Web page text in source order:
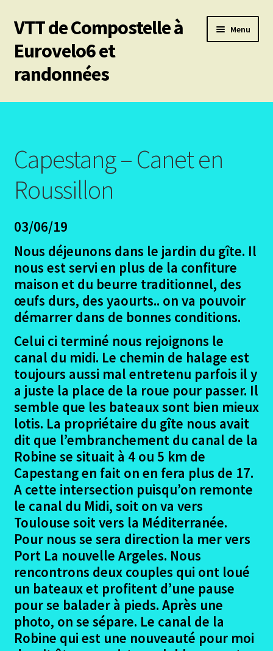
Aller
à
la
navigation
Aller
au
contenu
VTT de Compostelle à
Eurovelo6 et
randonnées
Menu
Mes 6 chemins vtt de Compostelle
Autres trajets VTT
Chemin de Stevenson
Les canaux
menu
Le Pirinexus
Ouvrir
menu
enfant
Les Participants Pirinexus
Le trajet Pirinexus
Ouvrir
le
menu
enfant
La Via Rhôna
Ouvrir
le
menu
enfant
Eurovelo 8
Ouvrir
le
enfant
Sète – Capestang
Capestang – Canet en Roussillon
Canet en Roussillon – Campagny (Espagne)
Pirinexus
le
Bonus photographique Pirinexus
Hebergements Pirinexsus
Capestang – Canet en
Roussillon
03/06/19
Nous déjeunons dans le jardin du gîte. Il
nous est servi en plus de la confiture
maison et du beurre traditionnel, des
œufs durs, des yaourts.. on va pouvoir
démarrer dans de bonnes conditions.
Celui ci terminé nous rejoignons le
canal du midi. Le chemin de halage est
toujours aussi mal entretenu parfois il y
a juste la place de la roue pour passer. Il
semble que les bateaux sont bien mieux
lotis. La propriétaire du gîte nous avait
dit que l’embranchement du canal de la
Robine se situait à 4 ou 5 km de
Capestang en fait on en fera plus de 17.
A cette intersection puisqu’on remonte
le canal du Midi, soit on va vers
Toulouse soit vers la Méditerranée.
Pour nous se sera direction la mer vers
Port La nouvelle Argeles. Nous
rencontrons deux couples qui ont loué
un bateaux et profitent d’une pause
pour se balader à pieds. Après une
photo, on se sépare. Le canal de la
Robine qui est une nouveauté pour moi